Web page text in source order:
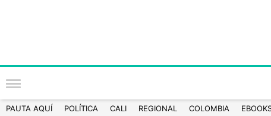
PAUTA AQUÍ POLÍTICA CALI REGIONAL COLOMBIA